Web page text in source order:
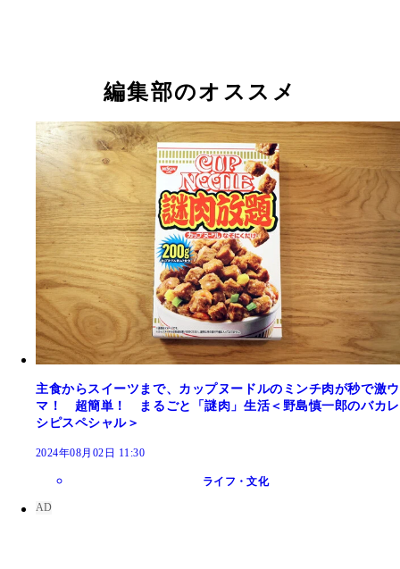
編集部のオススメ
主食からスイーツまで、カップヌードルのミンチ肉が秒で激ウ
マ！ 超簡単！ まるごと「謎肉」生活＜野島慎一郎のバカレ
シピスペシャル＞
2024年08月02日 11:30
ライフ・文化